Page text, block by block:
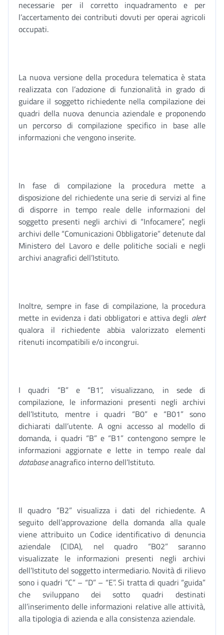
necessarie per il corretto inquadramento e per
l’accertamento dei contributi dovuti per operai agricoli
occupati.
La nuova versione della procedura telematica è stata
realizzata con l’adozione di funzionalità in grado di
guidare il soggetto richiedente nella compilazione dei
quadri della nuova denuncia aziendale e proponendo
un percorso di compilazione specifico in base alle
informazioni che vengono inserite.
In fase di compilazione la procedura mette a
disposizione del richiedente una serie di servizi al fine
di disporre in tempo reale delle informazioni del
soggetto presenti negli archivi di “Infocamere”, negli
archivi delle “Comunicazioni Obbligatorie” detenute dal
Ministero del Lavoro e delle politiche sociali e negli
archivi anagrafici dell’Istituto.
Inoltre, sempre in fase di compilazione, la procedura
mette in evidenza i dati obbligatori e attiva degli alert
qualora il richiedente abbia valorizzato elementi
ritenuti incompatibili e/o incongrui.
I quadri “B” e “B1”, visualizzano, in sede di
compilazione, le informazioni presenti negli archivi
dell’Istituto, mentre i quadri “B0” e “B01” sono
dichiarati dall’utente. A ogni accesso al modello di
domanda, i quadri “B” e “B1” contengono sempre le
informazioni aggiornate e lette in tempo reale dal
databaseanagrafico interno dell’Istituto.
Il quadro “B2” visualizza i dati del richiedente. A
seguito dell’approvazione della domanda alla quale
viene attribuito un Codice identificativo di denuncia
aziendale (CIDA), nel quadro “B02” saranno
visualizzate le informazioni presenti negli archivi
dell’Istituto del soggetto intermediario. Novità di rilievo
sono i quadri “C” – “D” – “E”. Si tratta di quadri “guida”
che sviluppano dei sotto quadri destinati
all’inserimento delle informazioni relative alle attività,
alla tipologia di azienda e alla consistenza aziendale.